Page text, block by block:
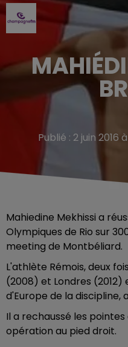
Publié : 2 juin
Mahiedine Mekhissi a
Olympiques de Rio sur
meeting de Montbéliard.
L'athlète Rémois, deux
(2008) et Londres
d'Europe de la discipline,
Il a rechaussé les
opération au pied droit.